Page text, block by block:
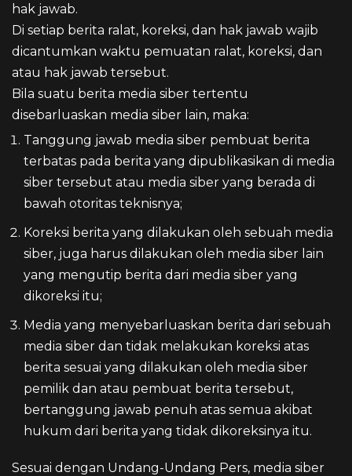
hak jawab.
Di setiap berita ralat, koreksi, dan hak jawab wajib
dicantumkan waktu pemuatan ralat, koreksi, dan
atau hak jawab tersebut.
Bila suatu berita media siber tertentu
disebarluaskan media siber lain, maka:
Tanggung jawab media siber pembuat berita
terbatas pada berita yang dipublikasikan di media
siber tersebut atau media siber yang berada di
bawah otoritas teknisnya;
Koreksi berita yang dilakukan oleh sebuah media
siber, juga harus dilakukan oleh media siber lain
yang mengutip berita dari media siber yang
dikoreksi itu;
Media yang menyebarluaskan berita dari sebuah
media siber dan tidak melakukan koreksi atas
berita sesuai yang dilakukan oleh media siber
pemilik dan atau pembuat berita tersebut,
bertanggung jawab penuh atas semua akibat
hukum dari berita yang tidak dikoreksinya itu.
Sesuai dengan Undang-Undang Pers, media siber